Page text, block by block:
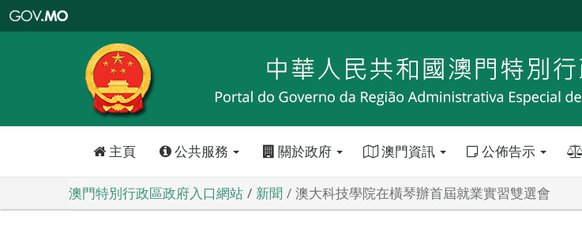
特
政
區
政
口
主頁 公共服務 關於政府 澳門資訊 公佈告示
澳門特別行政區政府入口網站 新聞 澳大科技學院在橫琴辦首屆就業實習雙選會